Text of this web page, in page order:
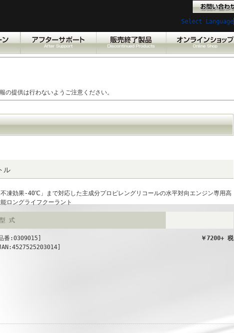
Select Language
の提供は行わないようご注意ください。
ル
不凍効果-40℃」まで対応した主成分プロピレングリコールの水平対向エンジン専用高
ロングライフクーラント
型 式
番:0309015]
￥7200+ 税